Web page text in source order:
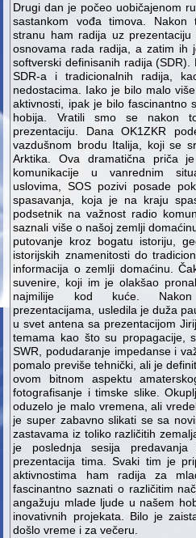
Drugi dan je počeo uobičajenom
sastankom vođa timova.
stranu ham radija uz
osnovama rada radija, a zatim ih
softverski definisanih radija
SDR-a i tradicionalnih radija,
nedostacima. Iako je bilo malo
aktivnosti, ipak je bilo fascinantno
hobija. Vratili smo se nakon
prezentaciju. Dana OK1ZKR
vazdušnom brodu Italija, koji se
Arktika. Ova dramatična priča
komunikacije u vanrednim
uslovima, SOS pozivi posade
spasavanja, koja je na kraju
podsetnik na važnost radio
saznali više o našoj zemlji
putovanje kroz bogatu istoriju,
istorijskih znamenitosti do
informacija o zemlji domaćinu.
suvenire, koji im je olakšao
najmilije kod kuće. Nakon
prezentacijama, usledila je duža
u svet antena sa prezentacijom
temama kao što su propagacije,
SWR, podudaranje impedanse i
pomalo previše tehnički, ali je
ovom bitnom aspektu
fotografisanje i timske slike.
oduzelo je malo vremena, ali
je super zabavno slikati se sa
zastavama iz toliko različitih
je poslednja sesija
prezentacija tima. Svaki tim je
aktivnostima ham radija za
fascinantno saznati o različitim
angažuju mlade ljude u našem
inovativnih projekata. Bilo je
došlo vreme i za večeru.